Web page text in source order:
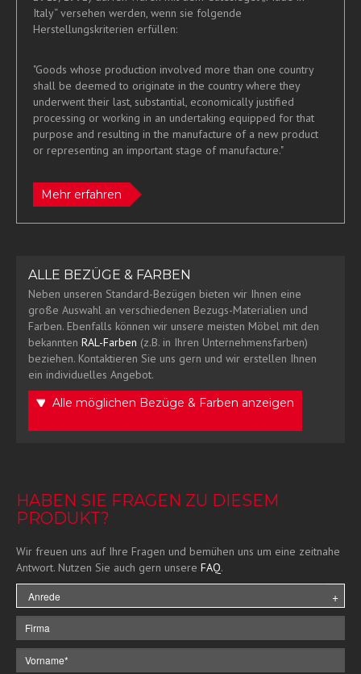
Italy“ versehen werden, wenn sie folgende
Herstellungskriterien erfüllen:
"Goods whose production involved more than one country
shall be deemed to originate in the country where they
underwent their last, substantial, economically justified
processing or working in an undertaking equipped for that
purpose and resulting in the manufacture of a new product
or representing an important stage of manufacture."
Mehr erfahren
ALLE BEZÜGE & FARBEN
Neben unseren Standard-Bezügen bieten wir Ihnen eine
große Auswahl an verschiedenen Bezugs-Materialien und
Farben. Ebenfalls können wir unsere meisten Möbel mit den
bekannten RAL-Farben (z.B. in Ihren Unternehmensfarben)
beziehen. Kontaktieren Sie uns gern und wir erstellen Ihnen
ein individuelles Angebot.
Alle möglichen Bezüge & Farben anzeigen
HABEN SIE FRAGEN ZU DIESEM
PRODUKT?
Wir freuen uns auf Ihre Fragen und bemühen uns um eine zeitnahe
Antwort. Nutzen Sie auch gern unsere FAQ.